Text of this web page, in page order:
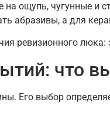
ощупь, чугунные и
абразивы, а для
ревизионного люка:
что
Его выбор